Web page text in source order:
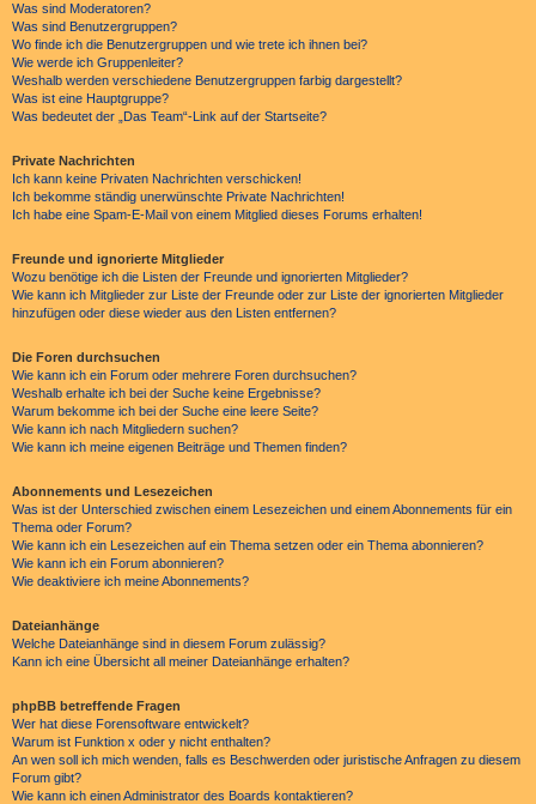
Was sind Moderatoren?
Was sind Benutzergruppen?
Wo finde ich die Benutzergruppen und wie trete ich ihnen bei?
Wie werde ich Gruppenleiter?
Weshalb werden verschiedene Benutzergruppen farbig dargestellt?
Was ist eine Hauptgruppe?
Was bedeutet der „Das Team“-Link auf der Startseite?
Private Nachrichten
Ich kann keine Privaten Nachrichten verschicken!
Ich bekomme ständig unerwünschte Private Nachrichten!
Ich habe eine Spam-E-Mail von einem Mitglied dieses Forums erhalten!
Freunde und ignorierte Mitglieder
Wozu benötige ich die Listen der Freunde und ignorierten Mitglieder?
Wie kann ich Mitglieder zur Liste der Freunde oder zur Liste der ignorierten Mitglieder
hinzufügen oder diese wieder aus den Listen entfernen?
Die Foren durchsuchen
Wie kann ich ein Forum oder mehrere Foren durchsuchen?
Weshalb erhalte ich bei der Suche keine Ergebnisse?
Warum bekomme ich bei der Suche eine leere Seite?
Wie kann ich nach Mitgliedern suchen?
Wie kann ich meine eigenen Beiträge und Themen finden?
Abonnements und Lesezeichen
Was ist der Unterschied zwischen einem Lesezeichen und einem Abonnements für ein
Thema oder Forum?
Wie kann ich ein Lesezeichen auf ein Thema setzen oder ein Thema abonnieren?
Wie kann ich ein Forum abonnieren?
Wie deaktiviere ich meine Abonnements?
Dateianhänge
Welche Dateianhänge sind in diesem Forum zulässig?
Kann ich eine Übersicht all meiner Dateianhänge erhalten?
phpBB betreffende Fragen
Wer hat diese Forensoftware entwickelt?
Warum ist Funktion x oder y nicht enthalten?
An wen soll ich mich wenden, falls es Beschwerden oder juristische Anfragen zu diesem
Forum gibt?
Wie kann ich einen Administrator des Boards kontaktieren?